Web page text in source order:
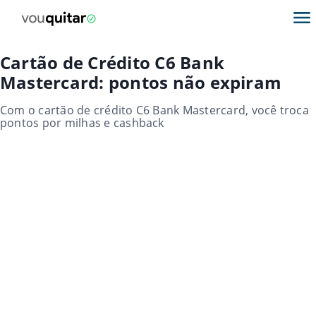
Cartão de Crédito C6 Bank
Mastercard: pontos não expiram
Com o cartão de crédito C6 Bank Mastercard, você troca
pontos por milhas e cashback